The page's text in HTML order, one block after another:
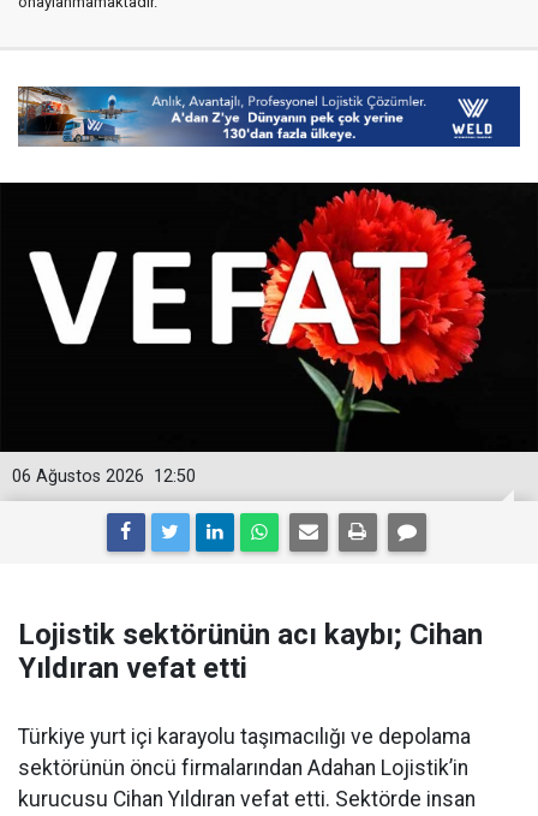
12:50
06 Ağustos 2026
Lojistik sektörünün acı kaybı; Cihan
Yıldıran vefat etti
Türkiye yurt içi karayolu taşımacılığı ve depolama
sektörünün öncü firmalarından Adahan Lojistik’in
kurucusu Cihan Yıldıran vefat etti. Sektörde insan